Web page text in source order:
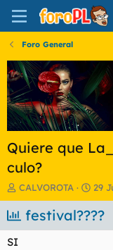
Foro General
Quiere que
culo?
I
n
i
c
CALVOROTA
F
e
c
h
29
festival????
SI